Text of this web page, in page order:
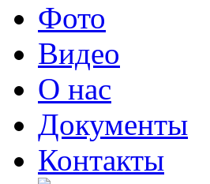
Фото
Видео
О нас
Документы
Контакты